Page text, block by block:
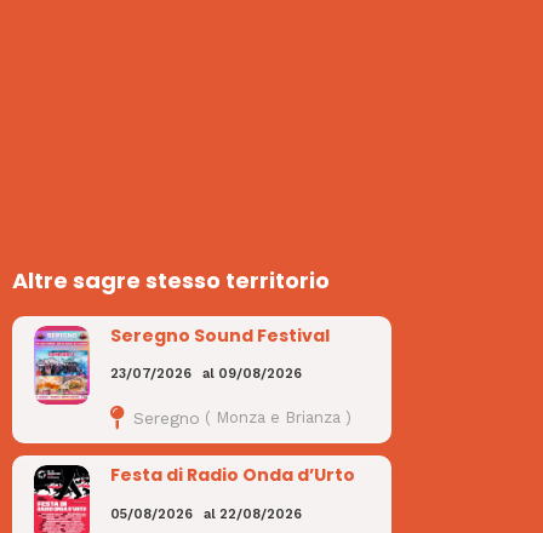
Altre sagre stesso territorio
Seregno Sound Festival
23/07/2026 al 09/08/2026
Seregno ( Monza e Brianza)
Festa di Radio Onda d’Urto
05/08/2026 al 22/08/2026